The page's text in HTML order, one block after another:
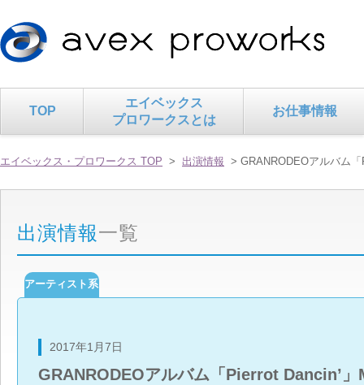
TOP
エイベックス
プロワークスとは
お仕事情報
エイベックス・プロワークス TOP > 出演情報 > GRANRODEOアルバム
出演情報一覧
アーティスト系
2017年1月7日
GRANRODEOアルバム「Pierrot Dancin’」